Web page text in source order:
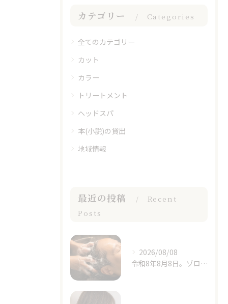
カテゴリー Categories
全てのカテゴリー
カット
カラー
トリートメント
ヘッドスパ
本(小説)の貸出
地域情報
最近の投稿
Recent
Posts
2026/08/08
令和8年8月8日。ゾロ目の日と立秋、季節の変わり目に思うこと